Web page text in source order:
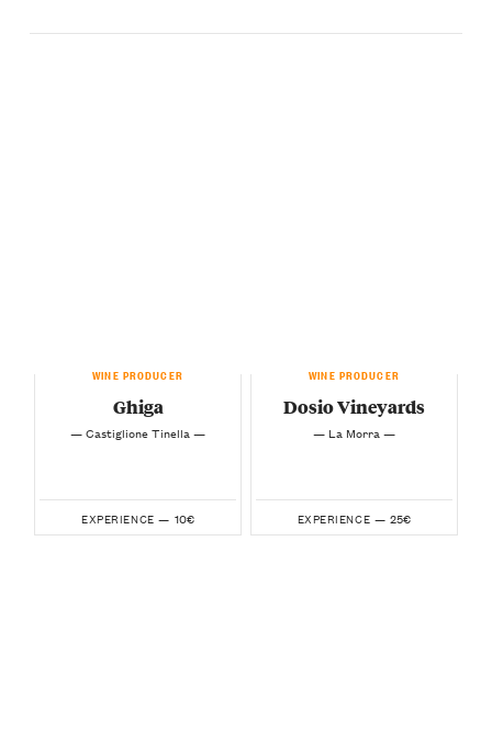
WINE PRODUCER
Ghiga
— Castiglione Tinella —
EXPERIENCE — 10€
WINE PRODUCER
Dosio Vineyards
— La Morra —
EXPERIENCE — 25€